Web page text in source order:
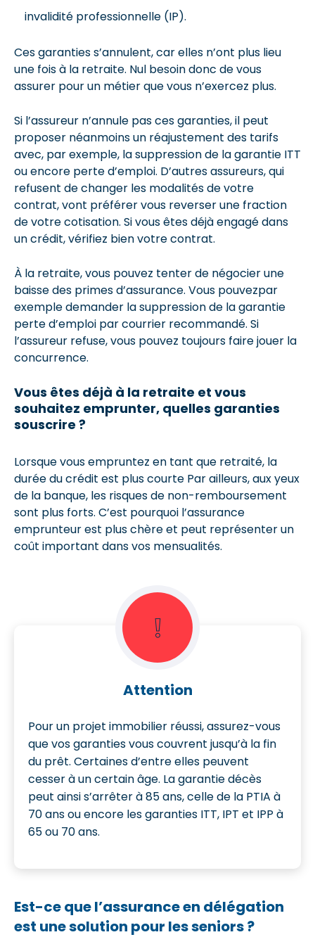
invalidité professionnelle (IP).
Ces garanties s’annulent, car elles n’ont plus lieu
une fois à la retraite. Nul besoin donc de vous
assurer pour un métier que vous n’exercez plus.
Si l’assureur n’annule pas ces garanties, il peut
proposer néanmoins un réajustement des tarifs
avec, par exemple, la suppression de la garantie ITT
ou encore perte d’emploi. D’autres assureurs, qui
refusent de changer les modalités de votre
contrat, vont préférer vous reverser une fraction
de votre cotisation. Si vous êtes déjà engagé dans
un crédit, vérifiez bien votre contrat.
À la retraite, vous pouvez tenter de négocier une
baisse des primes d’assurance. Vous pouvezpar
exemple demander la suppression de la garantie
perte d’emploi par courrier recommandé. Si
l’assureur refuse, vous pouvez toujours faire jouer la
concurrence.
Vous êtes déjà à la retraite et vous
souhaitez emprunter, quelles garanties
souscrire ?
Lorsque vous empruntez en tant que retraité, la
durée du crédit est plus courte Par ailleurs, aux yeux
de la banque, les risques de non-remboursement
sont plus forts. C’est pourquoi l’assurance
emprunteur est plus chère et peut représenter un
coût important dans vos mensualités.
❕
Attention
Pour un projet immobilier réussi, assurez-vous
que vos garanties vous couvrent jusqu’à la fin
du prêt. Certaines d’entre elles peuvent
cesser à un certain âge. La garantie décès
peut ainsi s’arrêter à 85 ans, celle de la PTIA à
70 ans ou encore les garanties ITT, IPT et IPP à
65 ou 70 ans.
Est-ce que l’assurance en délégation
est une solution pour les seniors ?